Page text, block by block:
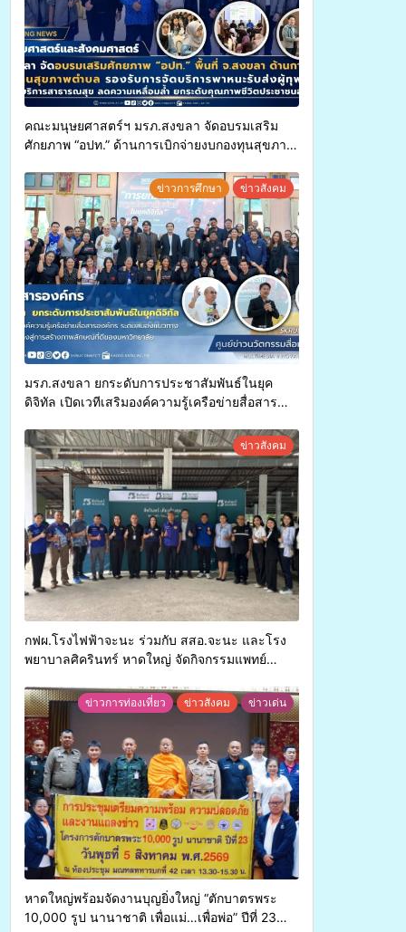
คณะมนุษยศาสตร์ฯ มรภ.สงขลา จัดอบรมเสริม
ศักยภาพ “อปท.” ด้านการเบิกจ่ายงบกองทุนสุขภาพ
ทุพพลภาพเพื่อเข้ารับบริการสาธารณสุข ลดความ
เหลื่อมล้ำ ยกระดับคุณภาพชีวิตประชาชนอย่าง
ยั่งยืน
ข่าวการศึกษา ข่าวสังคม
มรภ.สงขลา ยกระดับการประชาสัมพันธ์ในยุค
ดิจิทัล เปิดเวทีเสริมองค์ความรู้เครือข่ายสื่อสาร
การสร้างภาพลักษณ์ที่ดีของมหาวิทยาลัยข่าวสังคม
กฟผ.โรงไฟฟ้าจะนะ ร่วมกับ สสอ.จะนะ และโรง
พยาบาลศิครินทร์ หาดใหญ่ จัดกิจกรรมแพทย์
ข่าวการท่องเที่ยว ข่าวสังคม ข่าวเด่น
หาดใหญ่พร้อมจัดงานบุญยิ่งใหญ่ “ตักบาตรพระ
10,000 รูป นานาชาติ เพื่อแม่…เพื่อพ่อ” ปีที่ 23